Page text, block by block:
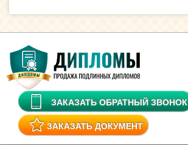
ЗАКАЗАТЬ ОБРАТНЫЙ ЗВОНОК
ЗАКАЗАТЬ ДОКУМЕНТ